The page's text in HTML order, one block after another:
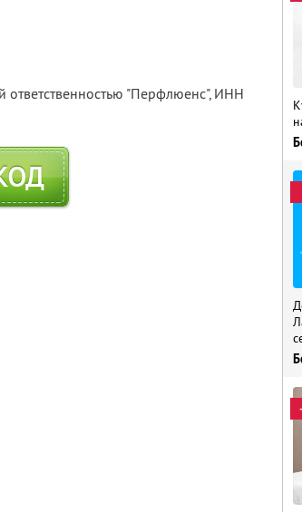
ответственностью "Перфлюенс", ИНН